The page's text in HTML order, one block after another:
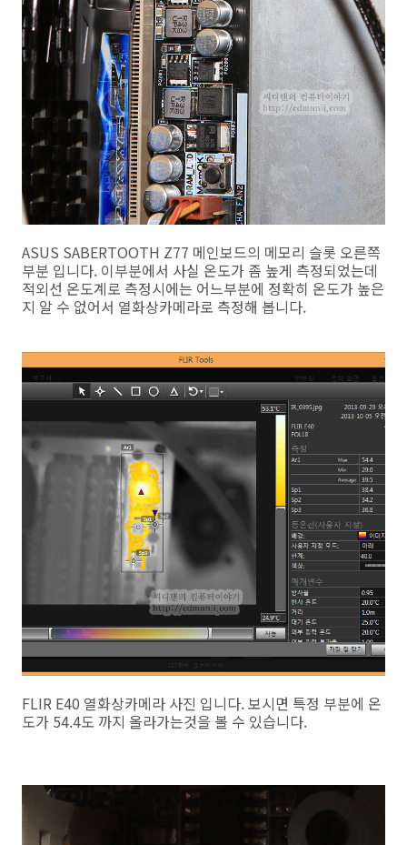
ASUS SABERTOOTH Z77 메인보드의 메모리 슬롯 오른쪽
부분 입니다. 이부분에서 사실 온도가 좀 높게 측정되었는데
적외선 온도계로 측정시에는 어느부분에 정확히 온도가 높은
지 알 수 없어서 열화상카메라로 측정해 봅니다.
FLIR E40 열화상카메라 사진 입니다. 보시면 특정 부분에 온
도가 54.4도 까지 올라가는것을 볼 수 있습니다.